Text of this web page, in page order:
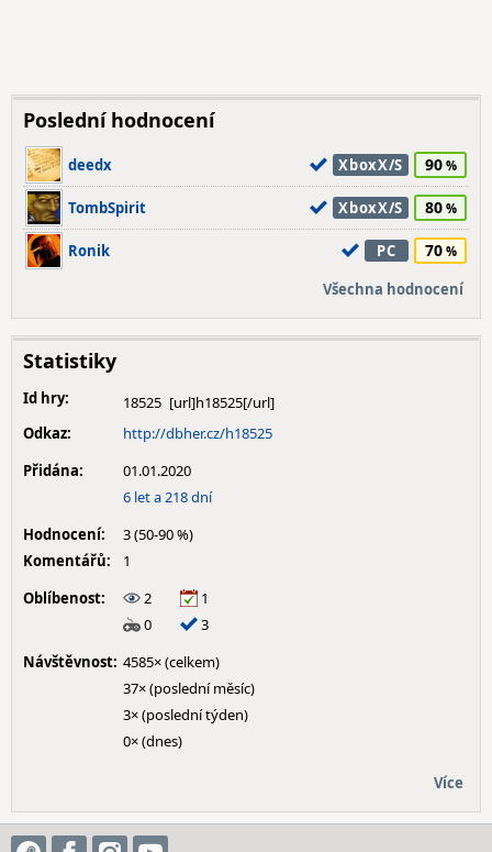
Poslední hodnocení
deedx XboxX/S 90
TombSpirit XboxX/S 80
Ronik PC 70
Všechna hodnocení
Statistiky
Id hry:
18525
Odkaz:
http://dbher.cz/h18525
Přidána:
01.01.2020
6 let a 218 dní
Hodnocení:
3 (50-90 %)
Komentářů:
1
Oblíbenost:
2
1
0
3
Návštěvnost: 4585× (celkem)
37× (poslední měsíc)
3× (poslední týden)
0× (dnes)
Více